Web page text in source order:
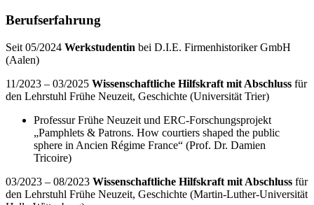
Berufserfahrung
Seit 05/2024 Werkstudentin bei D.I.E. Firmenhistoriker GmbH
(Aalen)
11/2023 – 03/2025 Wissenschaftliche Hilfskraft mit Abschluss für
den Lehrstuhl Frühe Neuzeit, Geschichte (Universität Trier)
Professur Frühe Neuzeit und ERC-Forschungsprojekt
„Pamphlets & Patrons. How courtiers shaped the public
sphere in Ancien Régime France“ (Prof. Dr. Damien
Tricoire)
03/2023 – 08/2023 Wissenschaftliche Hilfskraft mit Abschluss für
den Lehrstuhl Frühe Neuzeit, Geschichte (Martin-Luther-Universität